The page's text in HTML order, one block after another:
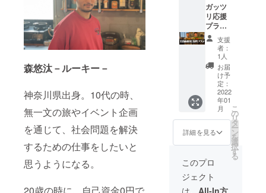
森悠汰－ルーキー－
神奈川県出身。10代の時、
無一文の旅やイベント企画
を通じて、社会問題を解決
するための仕事をしたいと
思うようになる。
20歳の時に、自己資金0円で
ガッツ
リ応援
プラ
ン。 店
頭で使
える飲
食チ
ケット
13万円
分。
（1,000
円分の
チケッ
ト130
枚。お
釣りは
出ませ
ん。有
効期限
な
支援
者：
1人
お届
け予
定：
2022
年01
月
詳細を見る
こ
の
リ
タ
ー
ン
を
選
択
す
る
このプロ
ジェクト
は、 All-In方